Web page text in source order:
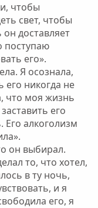
чтобы
свет, чтобы
доставляет
поступаю
его».
Я осознала,
никогда не
что моя жизнь
его
Его алкоголизм
он выбирал.
то, что хотел,
в ту ночь,
и я
его, я